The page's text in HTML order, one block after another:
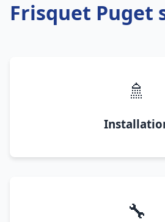
Frisquet Puget
🚿
🔧